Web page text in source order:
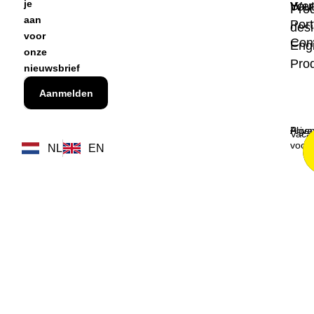
je
aan
voor
onze
nieuwsbrief
Aanmelden
NL EN